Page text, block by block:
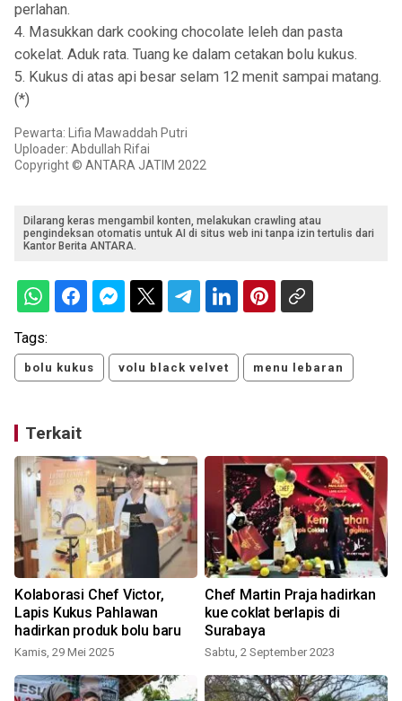
perlahan.
4. Masukkan dark cooking chocolate leleh dan pasta
cokelat. Aduk rata. Tuang ke dalam cetakan bolu kukus.
5. Kukus di atas api besar selam 12 menit sampai matang.
(*)
Pewarta: Lifia Mawaddah Putri
Uploader: Abdullah Rifai
Copyright © ANTARA JATIM 2022
Dilarang keras mengambil konten, melakukan crawling atau
pengindeksan otomatis untuk AI di situs web ini tanpa izin tertulis dari
Kantor Berita ANTARA.
Tags:
bolu kukus volu black velvet menu lebaran
Terkait
Kolaborasi Chef Victor,
Lapis Kukus Pahlawan
hadirkan produk bolu baru
Kamis, 29 Mei 2025
Chef Martin Praja hadirkan
kue coklat berlapis di
Surabaya
Sabtu, 2 September 2023